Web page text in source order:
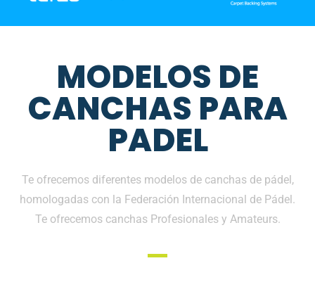
MODELOS DE
CANCHAS PARA
PADEL
Te ofrecemos diferentes modelos de canchas de pádel,
homologadas con la Federación Internacional de Pádel.
Te ofrecemos canchas Profesionales y Amateurs.